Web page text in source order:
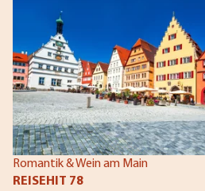
Romantik & Wein am Main
REISEHIT 78